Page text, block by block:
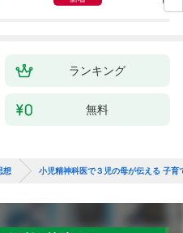
ランキング
無料
想 小児精神科医で３児の母が伝える 子